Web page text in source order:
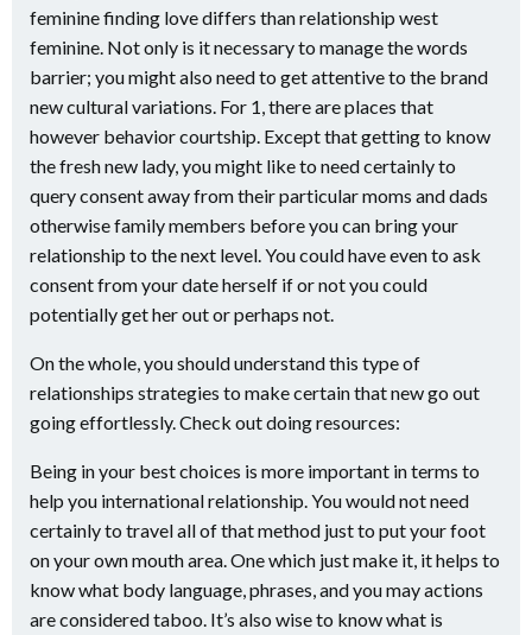
feminine finding love differs than relationship west
feminine. Not only is it necessary to manage the words
barrier; you might also need to get attentive to the brand
new cultural variations. For 1, there are places that
however behavior courtship. Except that getting to know
the fresh new lady, you might like to need certainly to
query consent away from their particular moms and dads
otherwise family members before you can bring your
relationship to the next level. You could have even to ask
consent from your date herself if or not you could
potentially get her out or perhaps not.
On the whole, you should understand this type of
relationships strategies to make certain that new go out
going effortlessly. Check out doing resources:
Being in your best choices is more important in terms to
help you international relationship. You would not need
certainly to travel all of that method just to put your foot
on your own mouth area. One which just make it, it helps to
know what body language, phrases, and you may actions
are considered taboo. It’s also wise to know what is